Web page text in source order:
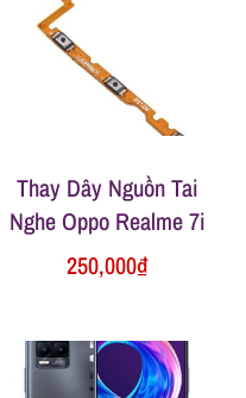
Thay Dây Nguồn Tai
Nghe Oppo Realme 7i
250,000₫